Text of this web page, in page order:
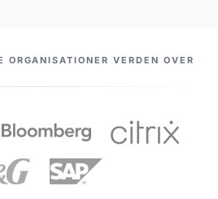
ORGANISATIONER VERDEN OVER